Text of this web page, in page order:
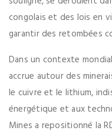
congolais et des lois en
garantir des retombées
Dans un contexte
accrue autour des
le cuivre et le lithium,
énergétique et aux
Mines a repositionné la